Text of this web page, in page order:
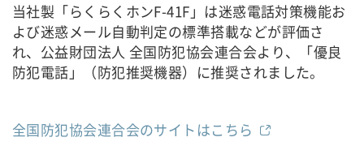
当社製「らくらくホンF-41F」は迷惑電話対策機能お
よび迷惑メール自動判定の標準搭載などが評価さ
れ、公益財団法人 全国防犯協会連合会より、「優良
防犯電話」（防犯推奨機器）に推奨されました。
全国防犯協会連合会のサイトはこちら